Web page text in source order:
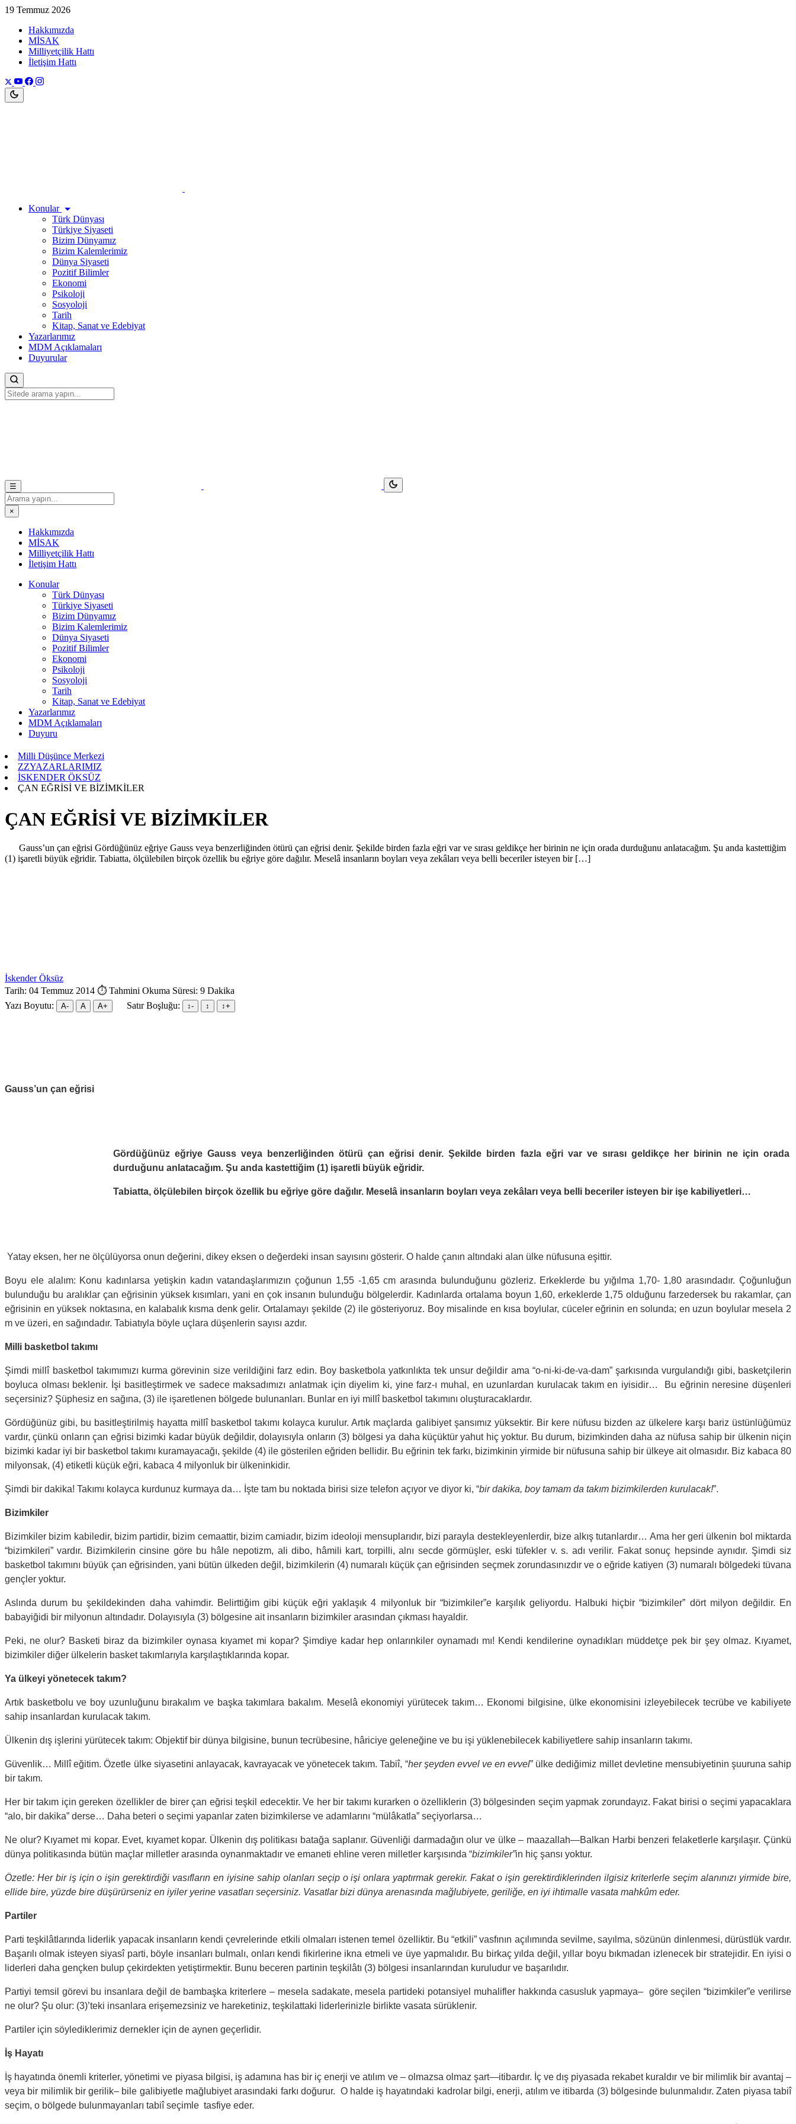
19 Temmuz 2026
Hakkımızda
MİSAK
Milliyetçilik Hattı
İletişim Hattı
Konular
Türk Dünyası
Türkiye Siyaseti
Bizim Dünyamız
Bizim Kalemlerimiz
Dünya Siyaseti
Pozitif Bilimler
Ekonomi
Psikoloji
Sosyoloji
Tarih
Kitap, Sanat ve Edebiyat
Yazarlarımız
MDM Açıklamaları
Duyurular
☰
×
Hakkımızda
MİSAK
Milliyetçilik Hattı
İletişim Hattı
Konular
Türk Dünyası
Türkiye Siyaseti
Bizim Dünyamız
Bizim Kalemlerimiz
Dünya Siyaseti
Pozitif Bilimler
Ekonomi
Psikoloji
Sosyoloji
Tarih
Kitap, Sanat ve Edebiyat
Yazarlarımız
MDM Açıklamaları
Duyuru
Milli Düşünce Merkezi
ZZYAZARLARIMIZ
İSKENDER ÖKSÜZ
ÇAN EĞRİSİ VE BİZİMKİLER
ÇAN EĞRİSİ VE BİZİMKİLER
Gauss’un çan eğrisi Gördüğünüz eğriye Gauss veya benzerliğinden ötürü çan eğrisi denir. Şekilde birden fazla eğri var ve sırası geldikçe her birinin ne için orada durduğunu anlatacağım. Şu anda kastettiğim
(1) işaretli büyük eğridir. Tabiatta, ölçülebilen birçok özellik bu eğriye göre dağılır. Meselâ insanların boyları veya zekâları veya belli beceriler isteyen bir […]
İskender Öksüz
Tarih: 04 Temmuz 2014 ⏱ Tahmini Okuma Süresi: 9 Dakika
Yazı Boyutu:
A- A A+ Satır Boşluğu: ↕︎- ↕︎ ↕︎+
Gauss’un çan eğrisi
Gördüğünüz eğriye Gauss veya benzerliğinden ötürü çan eğrisi denir. Şekilde birden fazla eğri var ve sırası geldikçe her birinin ne için orada
durduğunu anlatacağım. Şu anda kastettiğim (1) işaretli büyük eğridir.
Tabiatta, ölçülebilen birçok özellik bu eğriye göre dağılır. Meselâ insanların boyları veya zekâları veya belli beceriler isteyen bir işe kabiliyetleri…
Yatay eksen, her ne ölçülüyorsa onun değerini, dikey eksen o değerdeki insan sayısını gösterir. O halde çanın altındaki alan ülke nüfusuna eşittir.
Boyu ele alalım: Konu kadınlarsa yetişkin kadın vatandaşlarımızın çoğunun 1,55 -1,65 cm arasında bulunduğunu gözleriz. Erkeklerde bu yığılma 1,70- 1,80 arasındadır. Çoğunluğun
bulunduğu bu aralıklar çan eğrisinin yüksek kısımları, yani en çok insanın bulunduğu bölgelerdir. Kadınlarda ortalama boyun 1,60, erkeklerde 1,75 olduğunu farzedersek bu rakamlar, çan
eğrisinin en yüksek noktasına, en kalabalık kısma denk gelir. Ortalamayı şekilde (2) ile gösteriyoruz. Boy misalinde en kısa boylular, cüceler eğrinin en solunda; en uzun boylular mesela 2
m ve üzeri, en sağındadır. Tabiatıyla böyle uçlara düşenlerin sayısı azdır.
Milli basketbol takımı
Şimdi millî basketbol takımımızı kurma görevinin size verildiğini farz edin. Boy basketbola yatkınlıkta tek unsur değildir ama “o-ni-ki-de-va-dam” şarkısında vurgulandığı gibi, basketçilerin
boyluca olması beklenir. İşi basitleştirmek ve sadece maksadımızı anlatmak için diyelim ki, yine farz-ı muhal, en uzunlardan kurulacak takım en iyisidir… Bu eğrinin neresine düşenleri
seçersiniz? Şüphesiz en sağına, (3) ile işaretlenen bölgede bulunanları. Bunlar en iyi millî basketbol takımını oluşturacaklardır.
Gördüğünüz gibi, bu basitleştirilmiş hayatta millî basketbol takımı kolayca kurulur. Artık maçlarda galibiyet şansımız yüksektir. Bir kere nüfusu bizden az ülkelere karşı bariz üstünlüğümüz
vardır, çünkü onların çan eğrisi bizimki kadar büyük değildir, dolayısıyla onların (3) bölgesi ya daha küçüktür yahut hiç yoktur. Bu durum, bizimkinden daha az nüfusa sahip bir ülkenin niçin
bizimki kadar iyi bir basketbol takımı kuramayacağı, şekilde (4) ile gösterilen eğriden bellidir. Bu eğrinin tek farkı, bizimkinin yirmide bir nüfusuna sahip bir ülkeye ait olmasıdır. Biz kabaca 80
milyonsak, (4) etiketli küçük eğri, kabaca 4 milyonluk bir ülkeninkidir.
Şimdi bir dakika! Takımı kolayca kurdunuz kurmaya da… İşte tam bu noktada birisi size telefon açıyor ve diyor ki, “bir dakika, boy tamam da takım bizimkilerden kurulacak!”.
Bizimkiler
Bizimkiler bizim kabiledir, bizim partidir, bizim cemaattir, bizim camiadır, bizim ideoloji mensuplarıdır, bizi parayla destekleyenlerdir, bize alkış tutanlardır… Ama her geri ülkenin bol miktarda
“bizimkileri” vardır. Bizimkilerin cinsine göre bu hâle nepotizm, ali dibo, hâmili kart, torpilli, alnı secde görmüşler, eski tüfekler v. s. adı verilir. Fakat sonuç hepsinde aynıdır. Şimdi siz
basketbol takımını büyük çan eğrisinden, yani bütün ülkeden değil, bizimkilerin (4) numaralı küçük çan eğrisinden seçmek zorundasınızdır ve o eğride katiyen (3) numaralı bölgedeki tüvana
gençler yoktur.
Aslında durum bu şekildekinden daha vahimdir. Belirttiğim gibi küçük eğri yaklaşık 4 milyonluk bir “bizimkiler”e karşılık geliyordu. Halbuki hiçbir “bizimkiler” dört milyon değildir. En
babayiğidi bir milyonun altındadır. Dolayısıyla (3) bölgesine ait insanların bizimkiler arasından çıkması hayaldir.
Peki, ne olur? Basketi biraz da bizimkiler oynasa kıyamet mi kopar? Şimdiye kadar hep onlarınkiler oynamadı mı! Kendi kendilerine oynadıkları müddetçe pek bir şey olmaz. Kıyamet,
bizimkiler diğer ülkelerin basket takımlarıyla karşılaştıklarında kopar.
Ya ülkeyi yönetecek takım?
Artık basketbolu ve boy uzunluğunu bırakalım ve başka takımlara bakalım. Meselâ ekonomiyi yürütecek takım… Ekonomi bilgisine, ülke ekonomisini izleyebilecek tecrübe ve kabiliyete
sahip insanlardan kurulacak takım.
Ülkenin dış işlerini yürütecek takım: Objektif bir dünya bilgisine, bunun tecrübesine, hâriciye geleneğine ve bu işi yüklenebilecek kabiliyetlere sahip insanların takımı.
Güvenlik… Millî eğitim. Özetle ülke siyasetini anlayacak, kavrayacak ve yönetecek takım. Tabiî, “her şeyden evvel ve en evvel” ülke dediğimiz millet devletine mensubiyetinin şuuruna sahip
bir takım.
Her bir takım için gereken özellikler de birer çan eğrisi teşkil edecektir. Ve her bir takımı kurarken o özelliklerin (3) bölgesinden seçim yapmak zorundayız. Fakat birisi o seçimi yapacaklara
“alo, bir dakika” derse… Daha beteri o seçimi yapanlar zaten bizimkilerse ve adamlarını “mülâkatla” seçiyorlarsa…
Ne olur? Kıyamet mi kopar. Evet, kıyamet kopar. Ülkenin dış politikası batağa saplanır. Güvenliği darmadağın olur ve ülke – maazallah—Balkan Harbi benzeri felaketlerle karşılaşır. Çünkü
dünya politikasında bütün maçlar milletler arasında oynanmaktadır ve emaneti ehline veren milletler karşısında “bizimkiler”in hiç şansı yoktur.
Özetle: Her bir iş için o işin gerektirdiği vasıfların en iyisine sahip olanları seçip o işi onlara yaptırmak gerekir. Fakat o işin gerektirdiklerinden ilgisiz kriterlerle seçim alanınızı yirmide bire,
ellide bire, yüzde bire düşürürseniz en iyiler yerine vasatları seçersiniz. Vasatlar bizi dünya arenasında mağlubiyete, geriliğe, en iyi ihtimalle vasata mahkûm eder.
Partiler
Parti teşkilâtlarında liderlik yapacak insanların kendi çevrelerinde etkili olmaları istenen temel özelliktir. Bu “etkili” vasfının açılımında sevilme, sayılma, sözünün dinlenmesi, dürüstlük vardır.
Başarılı olmak isteyen siyasî parti, böyle insanları bulmalı, onları kendi fikirlerine ikna etmeli ve üye yapmalıdır. Bu birkaç yılda değil, yıllar boyu bıkmadan izlenecek bir stratejidir. En iyisi o
liderleri daha gençken bulup çekirdekten yetiştirmektir. Bunu beceren partinin teşkilâtı (3) bölgesi insanlarından kuruludur ve başarılıdır.
Partiyi temsil görevi bu insanlara değil de bambaşka kriterlere – mesela sadakate, mesela partideki potansiyel muhalifler hakkında casusluk yapmaya– göre seçilen “bizimkiler”e verilirse
ne olur? Şu olur: (3)’teki insanlara erişemezsiniz ve hareketiniz, teşkilattaki liderlerinizle birlikte vasata sürüklenir.
Partiler için söylediklerimiz dernekler için de aynen geçerlidir.
İş Hayatı
İş hayatında önemli kriterler, yönetimi ve piyasa bilgisi, iş adamına has bir iç enerji ve atılım ve – olmazsa olmaz şart—itibardır. İç ve dış piyasada rekabet kuraldır ve bir milimlik bir avantaj –
veya bir milimlik bir gerilik– bile galibiyetle mağlubiyet arasındaki farkı doğurur. O halde iş hayatındaki kadrolar bilgi, enerji, atılım ve itibarda (3) bölgesinde bulunmalıdır. Zaten piyasa tabiî
seçim, o bölgede bulunmayanları tabiî seçimle tasfiye eder.